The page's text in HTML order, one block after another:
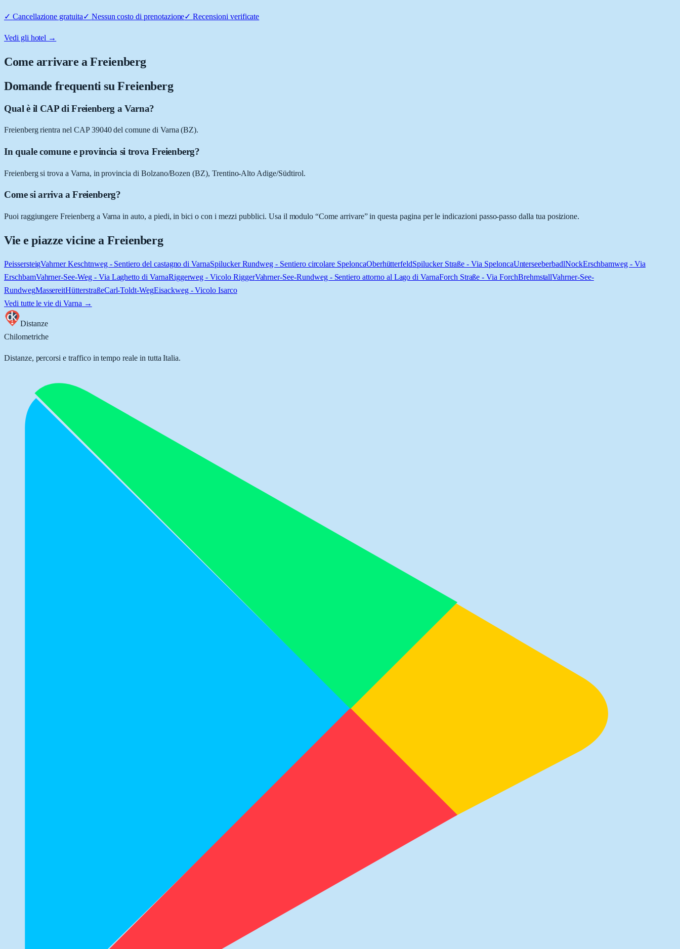
✓ Cancellazione gratuita✓ Nessun costo di prenotazione✓Recensioni verificate
Vedi gli hotel →
Come arrivare aFreienberg
Domande frequenti su Freienberg
Qual è il CAP di Freienberg a Varna?
Freienberg rientra nel CAP 39040 del comune di Varna (BZ).
In quale comune e provincia si trova Freienberg?
Freienberg si trova a Varna, in provincia di Bolzano/Bozen (BZ), Trentino-Alto Adige/Südtirol.
Come si arriva a Freienberg?
Puoi raggiungere Freienberg a Varna in auto, a piedi, in bici o con i mezzi pubblici. Usa il modulo “Come arrivare” in questa pagina per le indicazioni passo-passo dalla tua posizione.
Vie e piazze vicine a Freienberg
PeissersteigVahrner Keschtnweg - Sentiero del castagno di VarnaSpilucker Rundweg - Sentiero circolare SpeloncaOberhütterfeldSpilucker Straße - Via SpeloncaUnterseeberbadlNockErschbamweg - Via
ErschbamVahrner-See-Weg - Via Laghetto di VarnaRiggerweg - Vicolo RiggerVahrner-See-Rundweg - Sentiero attorno al Lago di VarnaForch Straße - Via ForchBrehmstallVahrner-See-
RundwegMassereitHütterstraßeCarl-Toldt-WegEisackweg - Vicolo Isarco
Vedi tutte le vie di Varna →
Distanze
Chilometriche
Distanze, percorsi e traffico in tempo reale in tutta Italia.